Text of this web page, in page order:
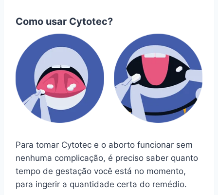
Como usar Cytotec?
Para tomar Cytotec e o aborto funcionar sem
nenhuma complicação, é preciso saber quanto
tempo de gestação você está no momento,
para ingerir a quantidade certa do remédio.